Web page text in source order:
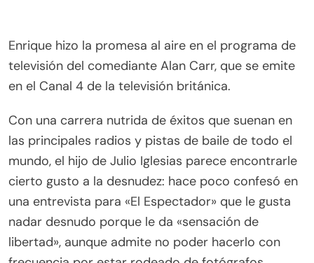
Enrique hizo la promesa al aire en el programa de
televisión del comediante Alan Carr, que se emite
en el Canal 4 de la televisión británica.
Con una carrera nutrida de éxitos que suenan en
las principales radios y pistas de baile de todo el
mundo, el hijo de Julio Iglesias parece encontrarle
cierto gusto a la desnudez: hace poco confesó en
una entrevista para «El Espectador» que le gusta
nadar desnudo porque le da «sensación de
libertad», aunque admite no poder hacerlo con